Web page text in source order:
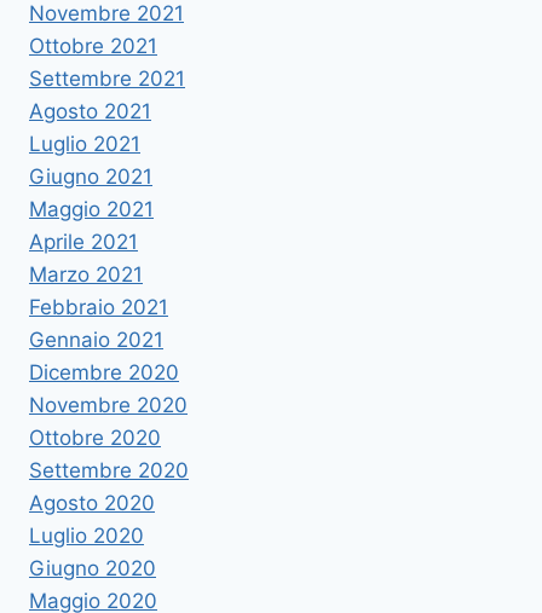
Novembre 2021
Ottobre 2021
Settembre 2021
Agosto 2021
Luglio 2021
Giugno 2021
Maggio 2021
Aprile 2021
Marzo 2021
Febbraio 2021
Gennaio 2021
Dicembre 2020
Novembre 2020
Ottobre 2020
Settembre 2020
Agosto 2020
Luglio 2020
Giugno 2020
Maggio 2020